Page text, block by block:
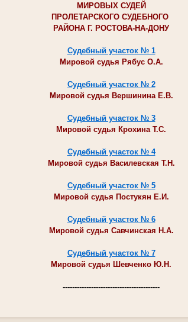
МИРОВЫХ СУДЕЙ
ПРОЛЕТАРСКОГО СУДЕБНОГО
РАЙОНА Г. РОСТОВА-НА-ДОНУ
Судебный участок № 1
Мировой судья Рябус О.А.
Судебный участок № 2
Мировой судья Вершинина Е.В.
Судебный участок № 3
Мировой судья Крохина Т.С.
Судебный участок № 4
Мировой судья Василевская Т.Н.
Судебный участок № 5
Мировой судья Постукян Е.И.
Судебный участок № 6
Мировой судья Савчинская Н.А.
Судебный участок № 7
Мировой судья Шевченко Ю.Н.
-----------------------------------------